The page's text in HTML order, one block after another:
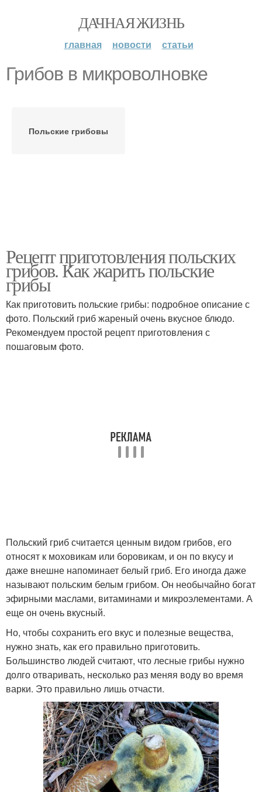
ДАЧНАЯ ЖИЗНЬ
главная новости статьи
Грибов в микроволновке
Польские грибовы
Рецепт приготовления польских
грибов. Как жарить польские
грибы
Как приготовить польские грибы: подробное описание с
фото. Польский гриб жареный очень вкусное блюдо.
Рекомендуем простой рецепт приготовления с
пошаговым фото.
Польский гриб считается ценным видом грибов, его
относят к моховикам или боровикам, и он по вкусу и
даже внешне напоминает белый гриб. Его иногда даже
называют польским белым грибом. Он необычайно богат
эфирными маслами, витаминами и микроэлементами. А
еще он очень вкусный.
Но, чтобы сохранить его вкус и полезные вещества,
нужно знать, как его правильно приготовить.
Большинство людей считают, что лесные грибы нужно
долго отваривать, несколько раз меняя воду во время
варки. Это правильно лишь отчасти.